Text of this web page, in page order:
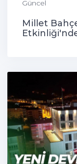
Güncel
Millet